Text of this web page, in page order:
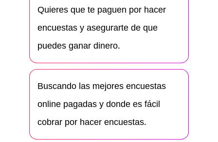
Quieres que te paguen por hacer
encuestas y asegurarte de que
puedes ganar dinero.
Buscando las mejores encuestas
online pagadas y donde es fácil
cobrar por hacer encuestas.